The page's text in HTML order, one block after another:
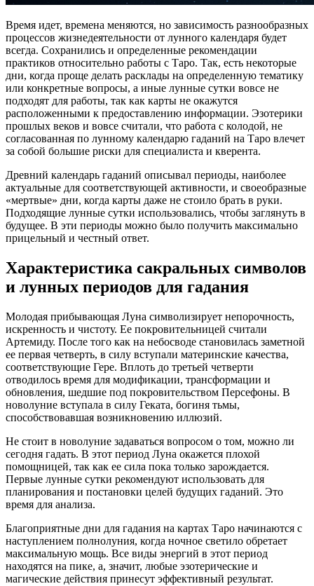
Время идет, времена меняются, но зависимость разнообразных
процессов жизнедеятельности от лунного календаря будет
всегда. Сохранились и определенные рекомендации
практиков относительно работы с Таро. Так, есть некоторые
дни, когда проще делать расклады на определенную тематику
или конкретные вопросы, а иные лунные сутки вовсе не
подходят для работы, так как карты не окажутся
расположенными к предоставлению информации. Эзотерики
прошлых веков и вовсе считали, что работа с колодой, не
согласованная по лунному календарю гаданий на Таро влечет
за собой большие риски для специалиста и кверента.
Древний календарь гаданий описывал периоды, наиболее
актуальные для соответствующей активности, и своеобразные
«мертвые» дни, когда карты даже не стоило брать в руки.
Подходящие лунные сутки использовались, чтобы заглянуть в
будущее. В эти периоды можно было получить максимально
прицельный и честный ответ.
Характеристика сакральных символов
и лунных периодов для гадания
Молодая прибывающая Луна символизирует непорочность,
искренность и чистоту. Ее покровительницей считали
Артемиду. После того как на небосводе становилась заметной
ее первая четверть, в силу вступали материнские качества,
соответствующие Гере. Вплоть до третьей четверти
отводилось время для модификации, трансформации и
обновления, шедшие под покровительством Персефоны. В
новолуние вступала в силу Геката, богиня тьмы,
способствовавшая возникновению иллюзий.
Не стоит в новолуние задаваться вопросом о том, можно ли
сегодня гадать. В этот период Луна окажется плохой
помощницей, так как ее сила пока только зарождается.
Первые лунные сутки рекомендуют использовать для
планирования и постановки целей будущих гаданий. Это
время для анализа.
Благоприятные дни для гадания на картах Таро начинаются с
наступлением полнолуния, когда ночное светило обретает
максимальную мощь. Все виды энергий в этот период
находятся на пике, а, значит, любые эзотерические и
магические действия принесут эффективный результат.